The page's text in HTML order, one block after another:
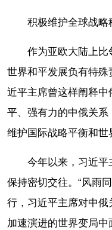
积极维护全球战
作为亚欧大陆上比
世界和平发展负有特殊
近平主席曾这样阐释中
平、强有力的中俄关
维护国际战略平衡和世
今年以来，习近
保持密切交往。“风雨
行，习近平主席对中
加速演进的世界变局